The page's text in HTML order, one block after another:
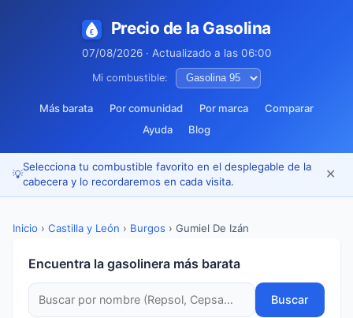
Precio de la Gasolina
07/08/2026 · Actualizado a las 06:00
Mi combustible:
Más barata Por comunidad Por marca
Comparar
Ayuda
Blog
💡
Selecciona tu combustible favorito en el desplegable de la
cabecera y lo recordaremos en cada visita.
✕
Inicio › Castilla y León › Burgos › Gumiel De Izán
Encuentra la gasolinera más barata
Buscar